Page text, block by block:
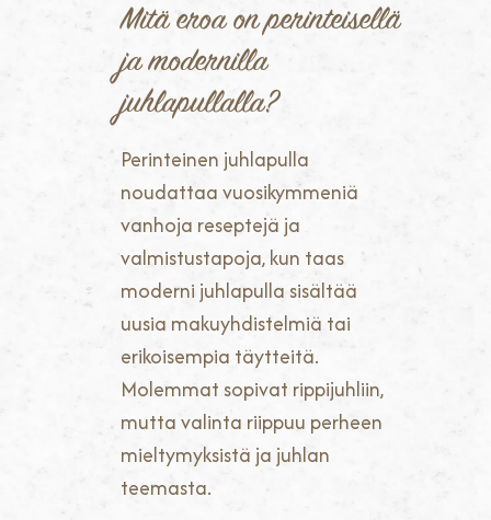
Mitä eroa on perinteisellä
ja modernilla
juhlapullalla?
Perinteinen juhlapulla
noudattaa vuosikymmeniä
vanhoja reseptejä ja
valmistustapoja, kun taas
moderni juhlapulla sisältää
uusia makuyhdistelmiä tai
erikoisempia täytteitä.
Molemmat sopivat rippijuhliin,
mutta valinta riippuu perheen
mieltymyksistä ja juhlan
teemasta.